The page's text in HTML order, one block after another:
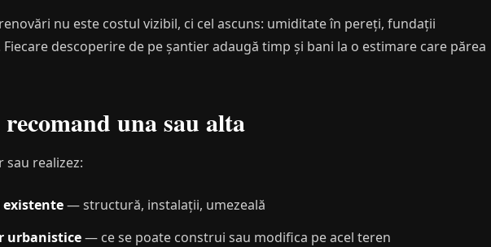
nu este costul vizibil, ci cel ascuns: umiditate în pereți, fundații
descoperire de pe șantier adaugă timp și bani la o estimare care părea
una sau alta
sau realizez:
existente— structură, instalații, umezeală
urbanistice— ce se poate construi sau modifica pe acel teren